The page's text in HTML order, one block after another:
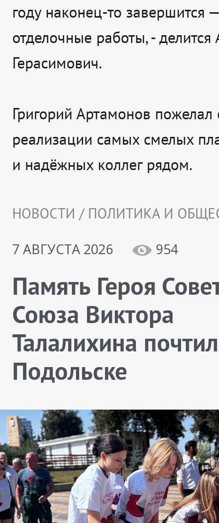
году наконец-то завершится
отделочные работы, - делится
Герасимович.
Григорий Артамонов пожелал
реализации самых смелых
и надёжных коллег рядом.
НОВОСТИ / ПОЛИТИКА И
7 АВГУСТА 2026
954
Память Героя
Союза Виктора
Талалихина
Подольске